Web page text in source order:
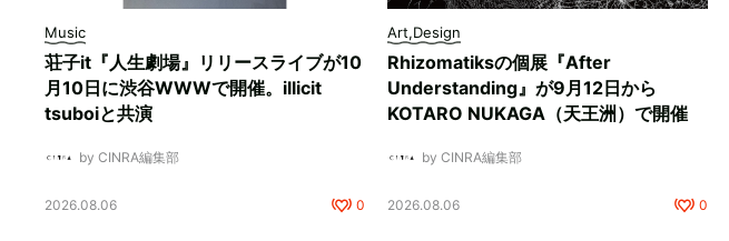
Music
荘子it『人生劇場』リリースライブが10
月10日に渋谷WWWで開催。illicit
tsuboiと共演
by CINRA編集部
2026.08.06 0
Art,Design
Rhizomatiksの個展『After
Understanding』が9月12日から
KOTARO NUKAGA（天王洲）で開催
by CINRA編集部
2026.08.06 0